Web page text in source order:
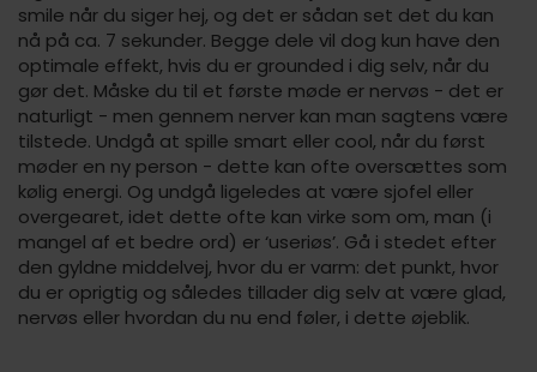
smile når du siger hej, og det er sådan set det du kan
nå på ca. 7 sekunder. Begge dele vil dog kun have den
optimale effekt, hvis du er grounded i dig selv, når du
gør det. Måske du til et første møde er nervøs - det er
naturligt - men gennem nerver kan man sagtens være
tilstede. Undgå at spille smart eller cool, når du først
møder en ny person - dette kan ofte oversættes som
kølig energi. Og undgå ligeledes at være sjofel eller
overgearet, idet dette ofte kan virke som om, man (i
mangel af et bedre ord) er ‘useriøs’. Gå i stedet efter
den gyldne middelvej, hvor du er varm: det punkt, hvor
du er oprigtig og således tillader dig selv at være glad,
nervøs eller hvordan du nu end føler, i dette øjeblik.